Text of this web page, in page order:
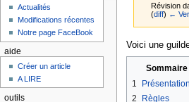
Révision
(diff) ←
Aller
à
navigation
Aller
à
recherche
Voici une
Sommaire
1
2
Règles
Actualités
Modifications récentes
Notre page FaceBook
aide
Créer un article
A LIRE
outils